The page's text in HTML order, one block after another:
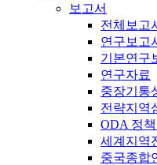
보고서
전체보고
연구보고
기본연구
연구자료
중장기통
전략지역
ODA 정
세계지역
중국종합